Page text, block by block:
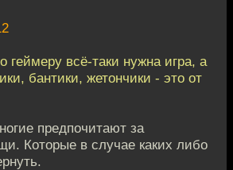
геймеру всё-таки нужна игра, а
бантики, жетончики - это от
предпочитают за
Которые в случае каких либо